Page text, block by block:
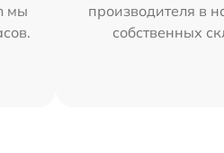
мы
производителя в
собственных